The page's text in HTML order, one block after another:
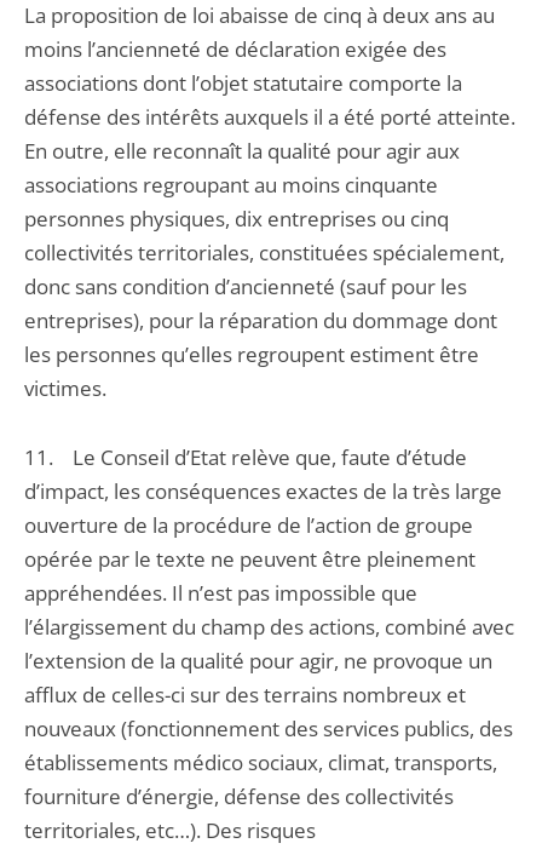
La proposition de loi abaisse de cinq à deux ans au
moins l’ancienneté de déclaration exigée des
associations dont l’objet statutaire comporte la
défense des intérêts auxquels il a été porté atteinte.
En outre, elle reconnaît la qualité pour agir aux
associations regroupant au moins cinquante
personnes physiques, dix entreprises ou cinq
collectivités territoriales, constituées spécialement,
donc sans condition d’ancienneté (sauf pour les
entreprises), pour la réparation du dommage dont
les personnes qu’elles regroupent estiment être
victimes.
11. Le Conseil d’Etat relève que, faute d’étude
d’impact, les conséquences exactes de la très large
ouverture de la procédure de l’action de groupe
opérée par le texte ne peuvent être pleinement
appréhendées. Il n’est pas impossible que
l’élargissement du champ des actions, combiné avec
l’extension de la qualité pour agir, ne provoque un
afflux de celles-ci sur des terrains nombreux et
nouveaux (fonctionnement des services publics, des
établissements médico sociaux, climat, transports,
fourniture d’énergie, défense des collectivités
territoriales, etc…). Des risques